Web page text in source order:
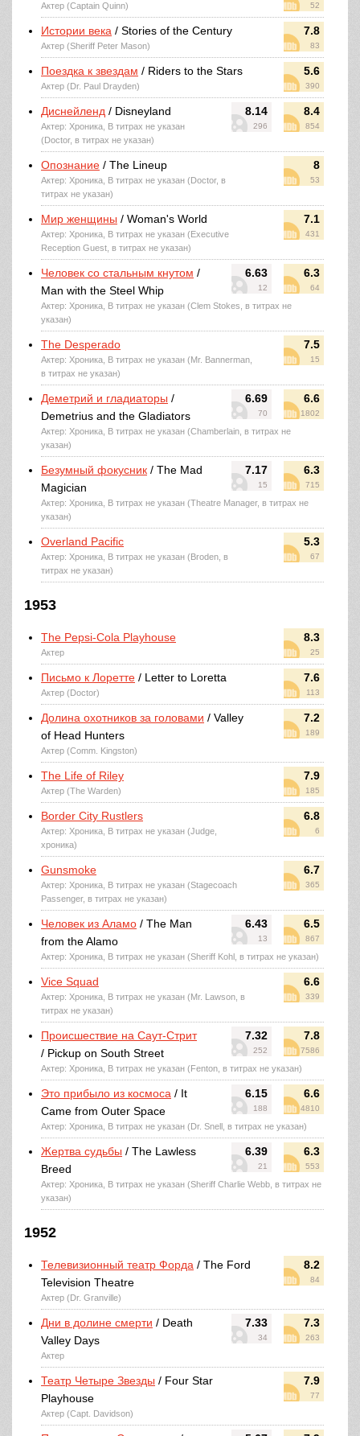
52
Актер (Captain Quinn)
7.8
83
Истории века / Stories of the Century
Актер (Sheriff Peter Mason)
5.6
390
Поездка к звездам / Riders to the Stars
Актер (Dr. Paul Drayden)
8.14
296
8.4
854
Диснейленд / Disneyland
Актер: Хроника, В титрах не указан
(Doctor, в титрах не указан)
8
53
Опознание / The Lineup
Актер: Хроника, В титрах не указан (Doctor, в
титрах не указан)
7.1
431
Мир женщины / Woman's World
Актер: Хроника, В титрах не указан (Executive
Reception Guest, в титрах не указан)
6.63
12
6.3
64
Человек со стальным кнутом /
Man with the Steel Whip
Актер: Хроника, В титрах не указан (Clem Stokes, в титрах не
указан)
7.5
15
The Desperado
Актер: Хроника, В титрах не указан (Mr. Bannerman,
в титрах не указан)
6.69
70
6.6
1802
Деметрий и гладиаторы /
Demetrius and the Gladiators
Актер: Хроника, В титрах не указан (Chamberlain, в титрах не
указан)
7.17
15
6.3
715
Безумный фокусник / The Mad
Magician
Актер: Хроника, В титрах не указан (Theatre Manager, в титрах не
указан)
5.3
67
Overland Pacific
Актер: Хроника, В титрах не указан (Broden, в
титрах не указан)
1953
8.3
25
The Pepsi-Cola Playhouse
Актер
7.6
113
Письмо к Лоретте / Letter to Loretta
Актер (Doctor)
7.2
189
Долина охотников за головами / Valley
of Head Hunters
Актер (Comm. Kingston)
7.9
185
The Life of Riley
Актер (The Warden)
6.8
6
Border City Rustlers
Актер: Хроника, В титрах не указан (Judge,
хроника)
6.7
365
Gunsmoke
Актер: Хроника, В титрах не указан (Stagecoach
Passenger, в титрах не указан)
6.43
13
6.5
867
Человек из Аламо / The Man
from the Alamo
Актер: Хроника, В титрах не указан (Sheriff Kohl, в титрах не указан)
6.6
339
Vice Squad
Актер: Хроника, В титрах не указан (Mr. Lawson, в
титрах не указан)
7.32
252
7.8
7586
Происшествие на Саут-Стрит
/ Pickup on South Street
Актер: Хроника, В титрах не указан (Fenton, в титрах не указан)
6.15
188
6.6
4810
Это прибыло из космоса / It
Came from Outer Space
Актер: Хроника, В титрах не указан (Dr. Snell, в титрах не указан)
6.39
21
6.3
553
Жертва судьбы / The Lawless
Breed
Актер: Хроника, В титрах не указан (Sheriff Charlie Webb, в титрах не
указан)
1952
8.2
84
Телевизионный театр Форда / The Ford
Television Theatre
Актер (Dr. Granville)
7.33
34
7.3
263
Дни в долине смерти / Death
Valley Days
Актер
7.9
77
Театр Четыре Звезды / Four Star
Playhouse
Актер (Capt. Davidson)